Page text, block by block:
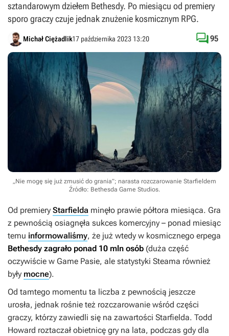
sztandarowym dziełem Bethesdy. Po miesiącu od premiery
sporo graczy czuje jednak znużenie kosmicznym RPG.
Michał Ciężadlik17 października 2023 13:20 95
„Nie mogę się już zmusić do grania”; narasta rozczarowanie Starfieldem
Źródło: Bethesda Game Studios.
Od premiery Starfielda minęło prawie półtora miesiąca. Gra
z pewnością osiagnęła sukces komercyjny – ponad miesiąc
temu informowaliśmy, że już wtedy w kosmicznego erpega
Bethesdy zagrało ponad 10 mln osób (duża część
oczywiście w Game Pasie, ale statystyki Steama również
były mocne).
Od tamtego momentu ta liczba z pewnością jeszcze
urosła, jednak rośnie też rozczarowanie wśród części
graczy, którzy zawiedli się na zawartości Starfielda. Todd
Howard roztaczał obietnicę gry na lata, podczas gdy dla